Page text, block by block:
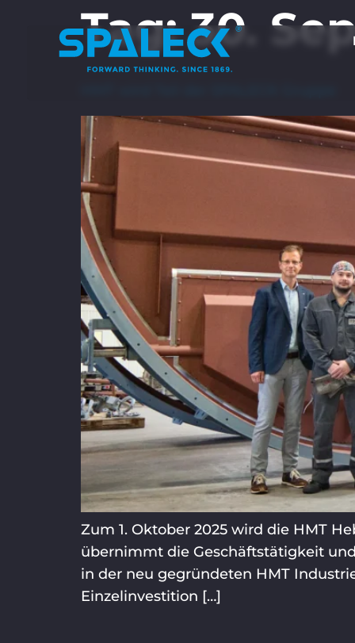
Tag:30.
Zum 1. Oktober 2025 wird die HMT
übernimmt die Geschäftstätigkeit
in der neu gegründeten HMT
Einzelinvestition […]